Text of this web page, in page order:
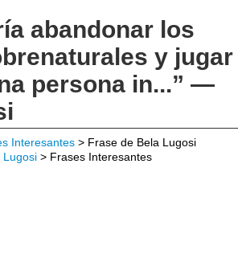
abandonar los
y jugar
persona in...” —
Interesantes > Frase de Bela Lugosi
Lugosi > Frases Interesantes